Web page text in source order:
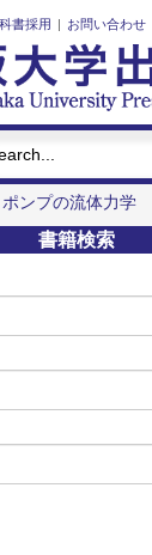
書採用 | お問い合わせ
ポンプの流体力学
の知的設計
三人
ロシア語 食べる
書籍検索